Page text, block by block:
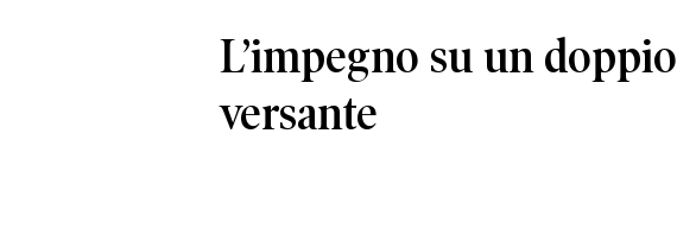
L’impegno su un doppio
versante